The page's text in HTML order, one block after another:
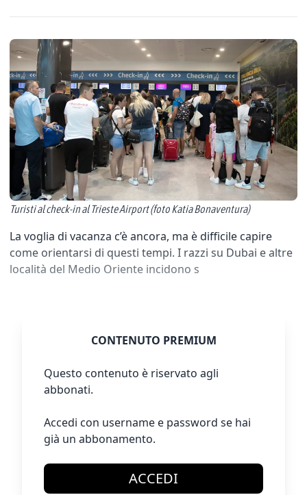
Turisti al check-in al Trieste Airport (foto Katia Bonaventura)
La voglia di vacanza c’è ancora, ma è difficile capire
come orientarsi di questi tempi. I razzi su Dubai e altre
località del Medio Oriente incidono s
CONTENUTO PREMIUM
Questo contenuto è riservato agli
abbonati.
Accedi con username e password se hai
già un abbonamento.
ACCEDI